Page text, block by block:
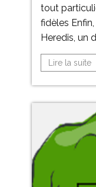
tout
fidèles
Heredis, un
Lire la suite